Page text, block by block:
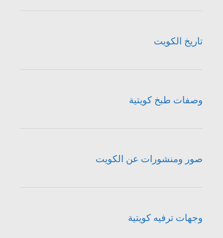
تاريخ الكويت
وصفات طبخ كويتية
صور ومنشورات عن الكويت
وجهات ترفيه كويتية